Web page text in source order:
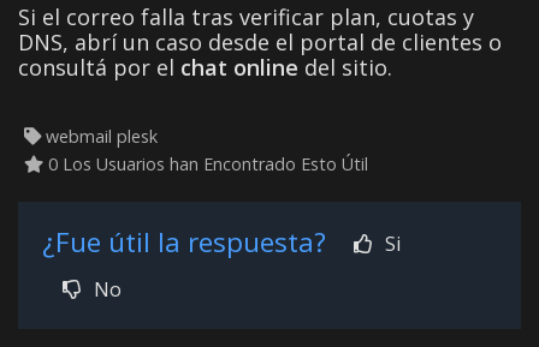
Si el correo falla tras verificar plan, cuotas y
DNS, abrí un caso desde el portal de clientes o
consultá por el chat online del sitio.
webmail plesk
0 Los Usuarios han Encontrado Esto Útil
¿Fue útil la respuesta?
Si
No